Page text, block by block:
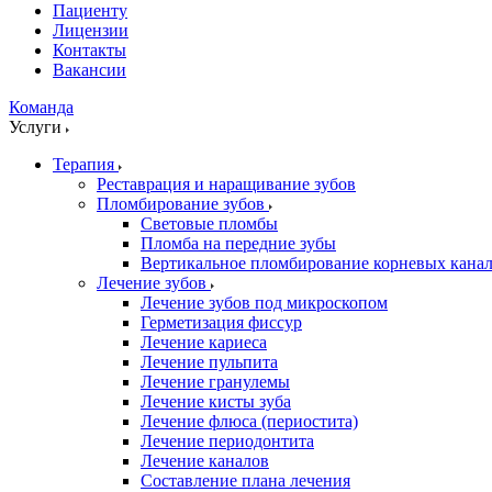
Пациенту
Лицензии
Контакты
Вакансии
Команда
Услуги
Терапия
Реставрация и наращивание зубов
Пломбирование зубов
Световые пломбы
Пломба на передние зубы
Вертикальное пломбирование корневых
Лечение зубов
Лечение зубов под микроскопом
Герметизация фиссур
Лечение кариеса
Лечение пульпита
Лечение гранулемы
Лечение кисты зуба
Лечение флюса (периостита)
Лечение периодонтита
Лечение каналов
Составление плана лечения